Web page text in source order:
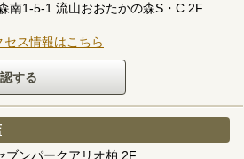
南1-5-1 流山おおたかの森S・C 2F
ス情報はこちら
ブンパークアリオ柏 2F